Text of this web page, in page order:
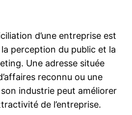
d’une entreprise est
perception du public et la
Une adresse située
reconnu ou une
industrie peut améliorer
de l’entreprise.